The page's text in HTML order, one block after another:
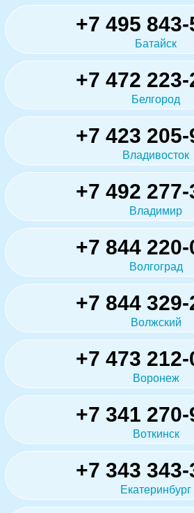
+7 495
Батайск
+7 472
Белгород
+7 423
Владивосток
+7 492
Владимир
+7 844
Волгоград
+7 844
Волжский
+7 473
Воронеж
+7 341
Воткинск
+7 343
Екатеринбург